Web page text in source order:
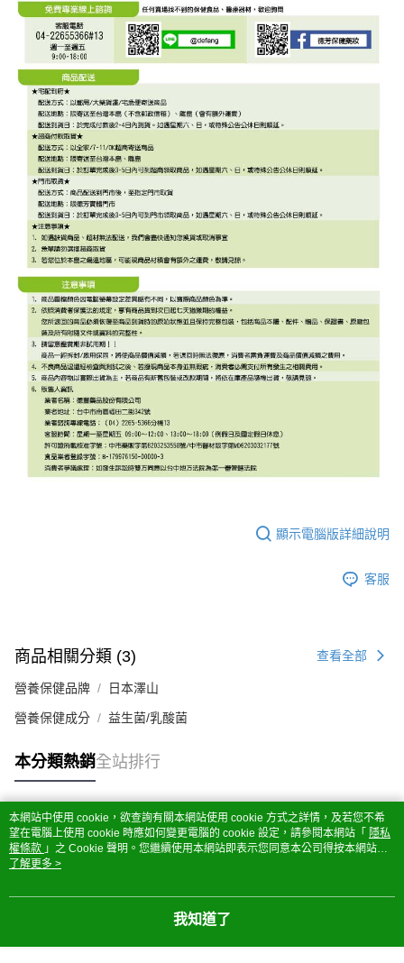
顯示電腦版詳細說明
客服
商品相關分類 (3) 查看全部
營養保健品牌 日本澤山
營養保健成分 益生菌/乳酸菌
本分類熱銷全站排行
熱門標籤
本網站中使用 cookie，欲查詢有關本網站使用 cookie 方式之詳情，及若您不希
望在電腦上使用 cookie 時應如何變更電腦的 cookie 設定，請參閱本網站「 隱私
權條款 」之 Cookie 聲明。您繼續使用本網站即表示您同意本公司得按本網站使
用條款之 Cookie 聲明使用 cookie。
了解更多 >
我知道了